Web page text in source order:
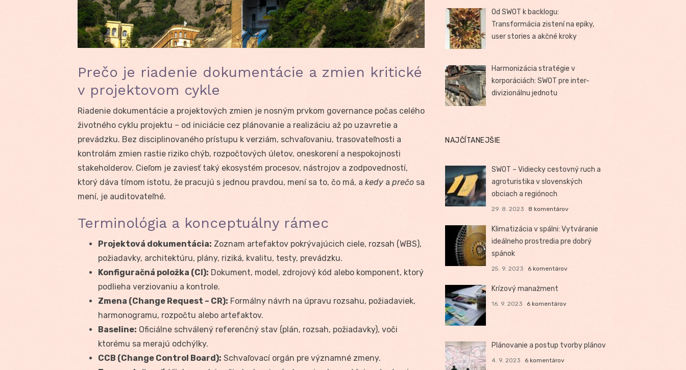
Prečo je riadenie dokumentácie a zmien kritické
v projektovom cykle
Riadenie dokumentácie a projektových zmien je nosným prvkom governance počas celého
životného cyklu projektu – od iniciácie cez plánovanie a realizáciu až po uzavretie a
prevádzku. Bez disciplinovaného prístupu k verziám, schvaľovaniu, trasovateľnosti a
kontrolám zmien rastie riziko chýb, rozpočtových úletov, oneskorení a nespokojnosti
stakeholderov. Cieľom je zaviesť taký ekosystém procesov, nástrojov a zodpovedností,
ktorý dáva tímom istotu, že pracujú s jednou pravdou, mení sa to, čo má, a kedy a prečo sa
mení, je auditovateľné.
Terminológia a konceptuálny rámec
Projektová dokumentácia: Zoznam artefaktov pokrývajúcich ciele, rozsah (WBS),
požiadavky, architektúru, plány, riziká, kvalitu, testy, prevádzku.
Konfiguračná položka (CI): Dokument, model, zdrojový kód alebo komponent, ktorý
podlieha verziovaniu a kontrole.
Zmena (Change Request – CR): Formálny návrh na úpravu rozsahu, požiadaviek,
harmonogramu, rozpočtu alebo artefaktov.
Baseline: Oficiálne schválený referenčný stav (plán, rozsah, požiadavky), voči
ktorému sa merajú odchýlky.
CCB (Change Control Board): Schvaľovací orgán pre významné zmeny.
Od SWOT k backlogu:
Transformácia zistení na epiky,
user stories a akčné kroky
Harmonizácia stratégie v
korporáciách: SWOT pre inter-
divizionálnu jednotu
NAJČÍTANEJŠIE
SWOT – Vidiecky cestovný ruch a
agroturistika v slovenských
obciach a regiónoch
29. 8. 2023 8 komentárov
Klimatizácia v spálni: Vytváranie
ideálneho prostredia pre dobrý
spánok
25. 9. 2023 6 komentárov
Krízový manažment
16. 9. 2023 6 komentárov
Plánovanie a postup tvorby plánov
4. 9. 2023 6 komentárov